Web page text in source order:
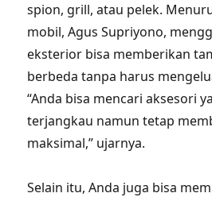
spion, grill, atau pelek.
mobil, Agus Supriyono,
eksterior bisa memberikan
berbeda tanpa harus
“Anda bisa mencari aksesori
terjangkau namun tetap
maksimal,” ujarnya.
Selain itu, Anda juga bisa